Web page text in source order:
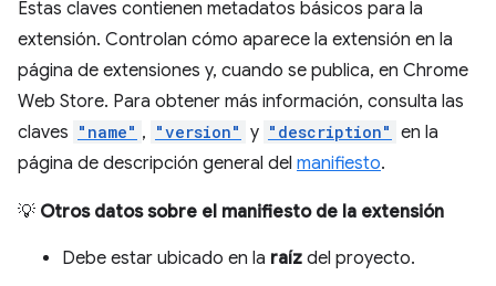
Estas claves contienen metadatos básicos para la
extensión. Controlan cómo aparece la extensión en la
página de extensiones y, cuando se publica, en Chrome
Web Store. Para obtener más información, consulta las
claves "name" , "version" y "description" en la
página de descripción general del manifiesto.
💡 Otros datos sobre el manifiesto de la extensión
Debe estar ubicado en la raíz del proyecto.